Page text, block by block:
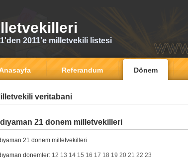
2011'e milletvekili listesi
Referandum Dönem
veritabani
21 donem milletvekilleri
21 donem milletvekilleri
donemler: 12 13 14 15 16 17 18 19 20 21 22 23